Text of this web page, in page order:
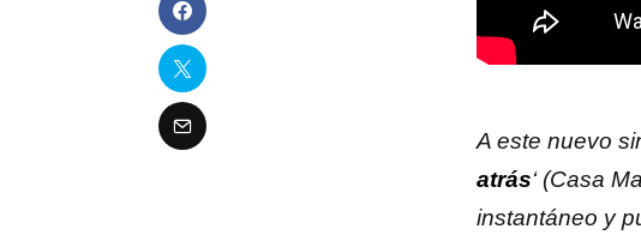
A este nuevo
atrás‘ (Casa
instantáneo y